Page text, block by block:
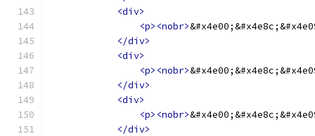
<div>
<p><nobr>
</div>
<div>
<p><nobr>
</div>
<div>
<p><nobr>
</div>